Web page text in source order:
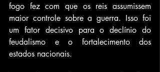
fogo fez com que os reis assumissem
maior controle sobre a guerra. Isso foi
um fator decisivo para o declínio do
feudalismo e o fortalecimento dos
estados nacionais.